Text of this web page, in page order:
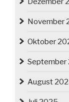
November
Oktober
September
August